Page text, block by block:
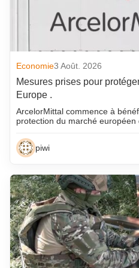
Economie3 Août. 2026
Mesures prises pour
Europe .
ArcelorMittal commence à
protection du marché
piwi